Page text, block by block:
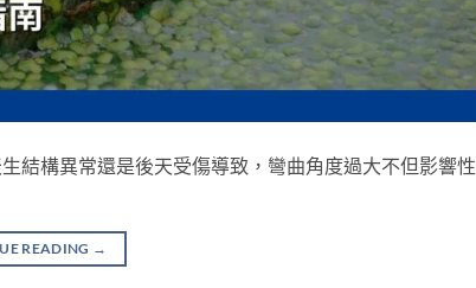
結構異常還是後天受傷導致，彎曲角度過大不但影響性
READING →